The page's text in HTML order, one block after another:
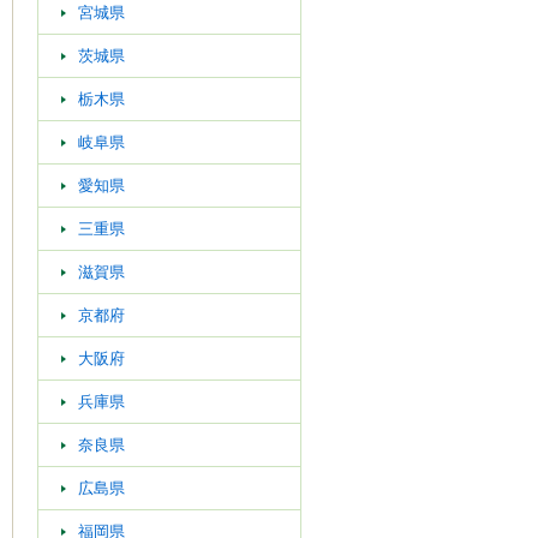
宮城県
茨城県
栃木県
岐阜県
愛知県
三重県
滋賀県
京都府
大阪府
兵庫県
奈良県
広島県
福岡県